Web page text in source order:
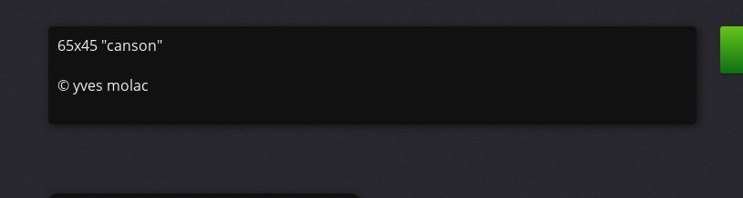
65x45 "canson"
©yves molac